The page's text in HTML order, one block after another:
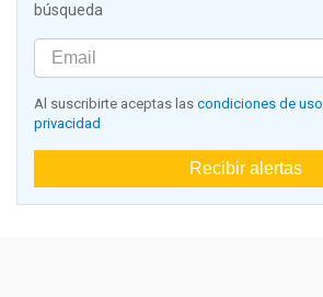
búsqueda
Al suscribirte aceptas las condiciones de uso
privacidad
Recibir alertas